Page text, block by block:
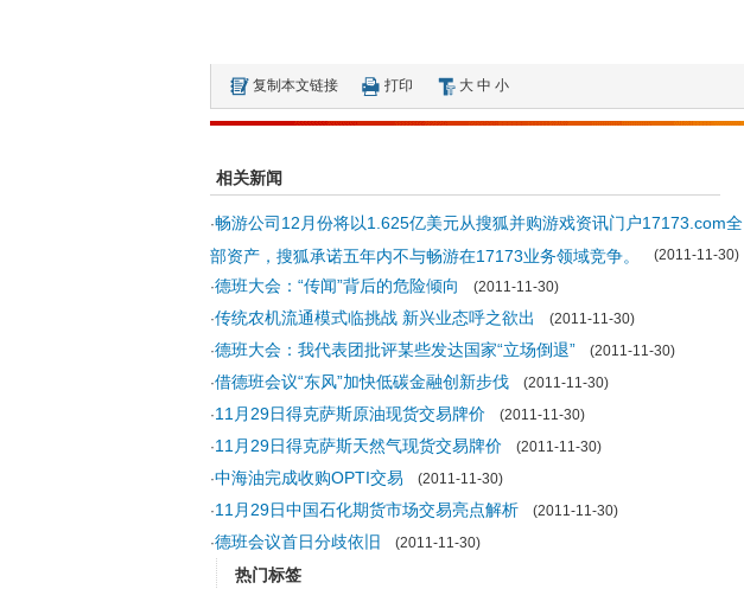
复制本文链接 打印 大 中 小
相关新闻
·畅游公司12月份将以1.625亿美元从搜狐并购游戏资讯门户17173.com全
部资产，搜狐承诺五年内不与畅游在17173业务领域竞争。
(2011-11-30)
·德班大会：“传闻”背后的危险倾向
(2011-11-30)
·传统农机流通模式临挑战 新兴业态呼之欲出
(2011-11-30)
·德班大会：我代表团批评某些发达国家“立场倒退” (2011-11-30)
·借德班会议“东风”加快低碳金融创新步伐 (2011-11-30)
·11月29日得克萨斯原油现货交易牌价 (2011-11-30)
·11月29日得克萨斯天然气现货交易牌价 (2011-11-30)
·中海油完成收购OPTI交易 (2011-11-30)
·11月29日中国石化期货市场交易亮点解析 (2011-11-30)
·德班会议首日分歧依旧 (2011-11-30)
热门标签